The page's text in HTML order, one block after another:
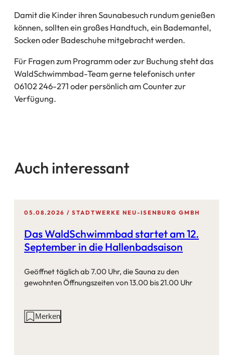
Damit die Kinder ihren Saunabesuch rundum genießen
können, sollten ein großes Handtuch, ein Bademantel,
Socken oder Badeschuhe mitgebracht werden.
Für Fragen zum Programm oder zur Buchung steht das
WaldSchwimmbad-Team gerne telefonisch unter
06102 246-271 oder persönlich am Counter zur
Verfügung.
Auch interessant
05.08.2026 STADTWERKE NEU-ISENBURG GMBH
Das WaldSchwimmbad startet am 12.
September in die Hallenbadsaison
Geöffnet täglich ab 7.00 Uhr, die Sauna zu den
gewohnten Öffnungszeiten von 13.00 bis 21.00 Uhr
AktionenMerken